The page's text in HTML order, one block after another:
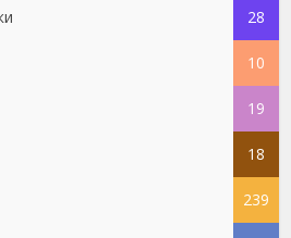
28
10
19
18
239